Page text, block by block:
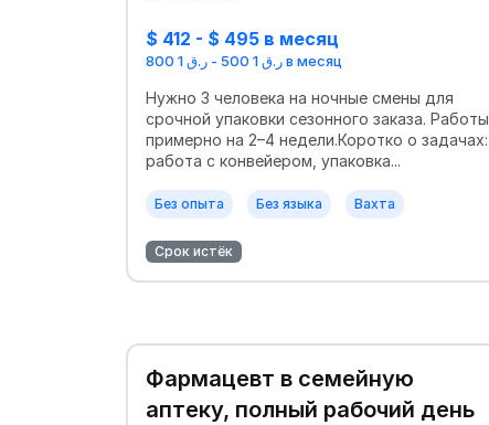
$ 412 - $ 495 в месяц
ر.ق 1 500 - ر.ق 1 800 в месяц
Нужно 3 человека на ночные смены для
срочной упаковки сезонного заказа. Работы
примерно на 2–4 недели.Коротко о задачах:
работа с конвейером, упаковка...
Без опыта Без языка Вахта
Срок истёк
Фармацевт в семейную
аптеку, полный рабочий день